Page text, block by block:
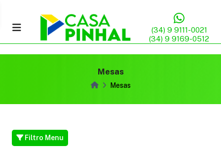
(34) 9 9111-0021
(34) 9 9169-0512
Mesas
Mesas
Filtro Menu